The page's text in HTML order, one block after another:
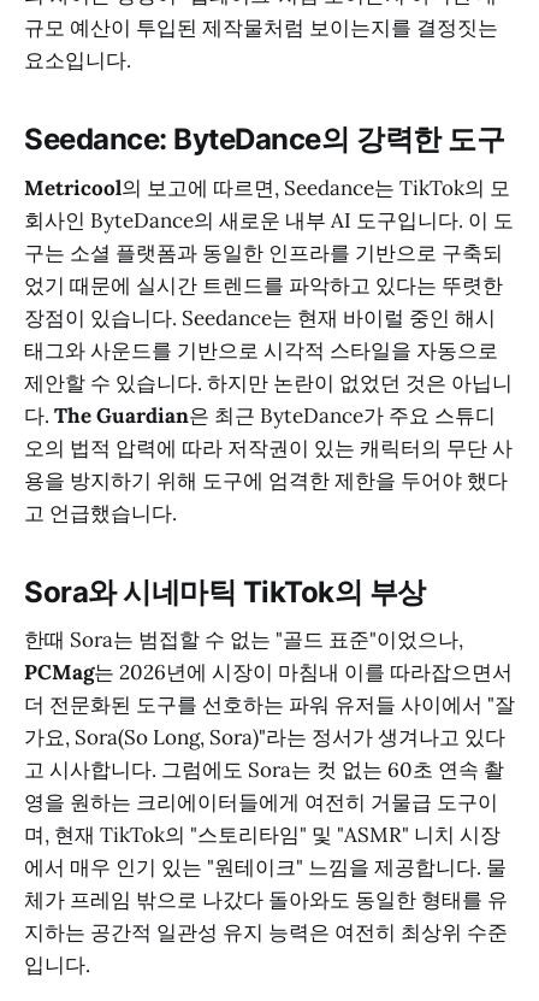
규모 예산이 투입된 제작물처럼 보이는지를 결정짓는
요소입니다.
Seedance: ByteDance의 강력한 도구
Metricool의 보고에 따르면, Seedance는 TikTok의 모
회사인 ByteDance의 새로운 내부 AI 도구입니다. 이 도
구는 소셜 플랫폼과 동일한 인프라를 기반으로 구축되
었기 때문에 실시간 트렌드를 파악하고 있다는 뚜렷한
장점이 있습니다. Seedance는 현재 바이럴 중인 해시
태그와 사운드를 기반으로 시각적 스타일을 자동으로
제안할 수 있습니다. 하지만 논란이 없었던 것은 아닙니
다. The Guardian은 최근 ByteDance가 주요 스튜디
오의 법적 압력에 따라 저작권이 있는 캐릭터의 무단 사
용을 방지하기 위해 도구에 엄격한 제한을 두어야 했다
고 언급했습니다.
Sora와 시네마틱 TikTok의 부상
한때 Sora는 범접할 수 없는 "골드 표준"이었으나,
PCMag는 2026년에 시장이 마침내 이를 따라잡으면서
더 전문화된 도구를 선호하는 파워 유저들 사이에서 "잘
가요, Sora(So Long, Sora)"라는 정서가 생겨나고 있다
고 시사합니다. 그럼에도 Sora는 컷 없는 60초 연속 촬
영을 원하는 크리에이터들에게 여전히 거물급 도구이
며, 현재 TikTok의 "스토리타임" 및 "ASMR" 니치 시장
에서 매우 인기 있는 "원테이크" 느낌을 제공합니다. 물
체가 프레임 밖으로 나갔다 돌아와도 동일한 형태를 유
지하는 공간적 일관성 유지 능력은 여전히 최상위 수준
입니다.